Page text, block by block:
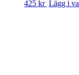
425 kr Lägg i